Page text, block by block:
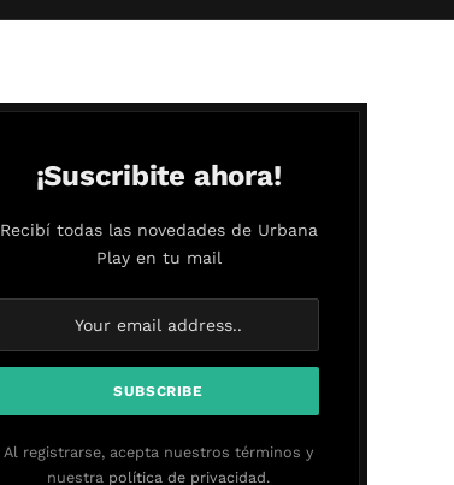
¡Suscribite ahora!
Recibí todas las novedades de Urbana
Play en tu mail
Al registrarse, acepta nuestros términos y
nuestra política de privacidad.